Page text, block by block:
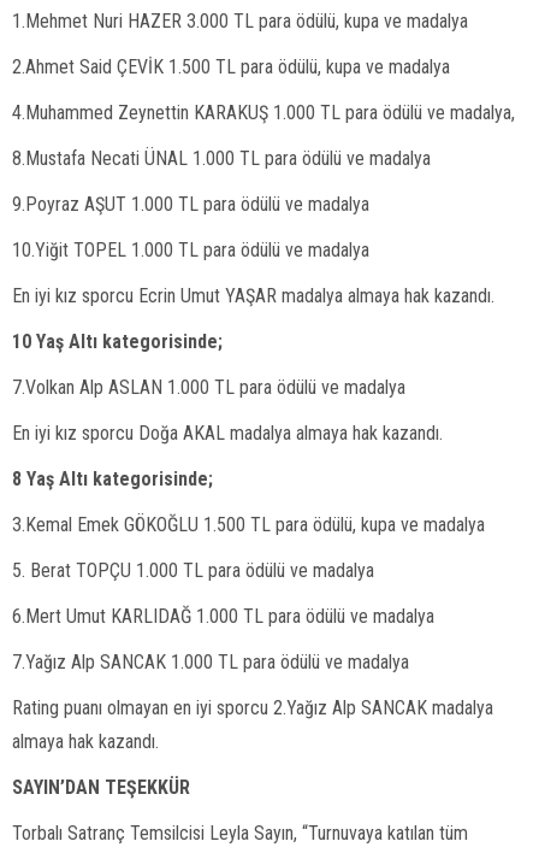
1.Mehmet Nuri HAZER 3.000 TL para ödülü, kupa ve madalya
2.Ahmet Said ÇEVİK 1.500 TL para ödülü, kupa ve madalya
4.Muhammed Zeynettin KARAKUŞ 1.000 TL para ödülü ve madalya,
8.Mustafa Necati ÜNAL 1.000 TL para ödülü ve madalya
9.Poyraz AŞUT 1.000 TL para ödülü ve madalya
10.Yiğit TOPEL 1.000 TL para ödülü ve madalya
En iyi kız sporcu Ecrin Umut YAŞAR madalya almaya hak kazandı.
10 Yaş Altı kategorisinde;
7.Volkan Alp ASLAN 1.000 TL para ödülü ve madalya
En iyi kız sporcu Doğa AKAL madalya almaya hak kazandı.
8 Yaş Altı kategorisinde;
3.Kemal Emek GÖKOĞLU 1.500 TL para ödülü, kupa ve madalya
5. Berat TOPÇU 1.000 TL para ödülü ve madalya
6.Mert Umut KARLIDAĞ 1.000 TL para ödülü ve madalya
7.Yağız Alp SANCAK 1.000 TL para ödülü ve madalya
Rating puanı olmayan en iyi sporcu 2.Yağız Alp SANCAK madalya
almaya hak kazandı.
SAYIN’DAN TEŞEKKÜR
Torbalı Satranç Temsilcisi Leyla Sayın, “Turnuvaya katılan tüm